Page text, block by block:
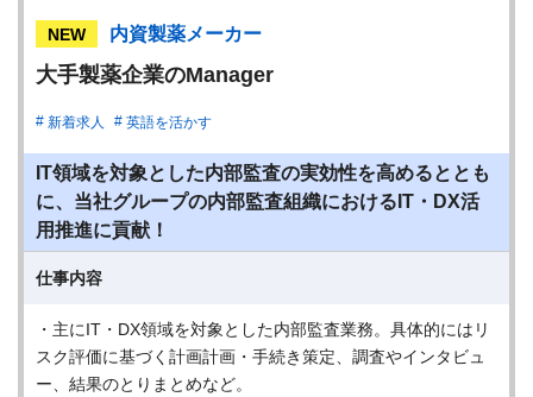
NEW 内資製薬メーカー
大手製薬企業のManager
新着求人 英語を活かす
IT領域を対象とした内部監査の実効性を高めるととも
に、当社グループの内部監査組織におけるIT・DX活
用推進に貢献！
仕事内容
・主にIT・DX領域を対象とした内部監査業務。具体的にはリ
スク評価に基づく計画計画・手続き策定、調査やインタビュ
ー、結果のとりまとめなど。